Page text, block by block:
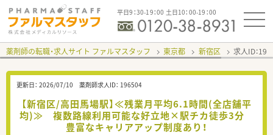
平日9：30-19：00 土日10：00-19：00
薬剤師の転職・求人サイト ファルマスタッフ 東京都 新宿区 求人ID：
更新日： 2026/07/10 薬剤師求人ID： 196504
【新宿区/高田馬場駅】≪残業月平均6.1時間(全店舗平
均)≫ 複数路線利用可能な好立地×駅チカ徒歩3分
豊富なキャリアアップ制度あり！